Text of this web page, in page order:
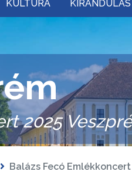
KULTÚRA KIRÁNDULÁS
2025
Balázs Fecó Emlékkoncert